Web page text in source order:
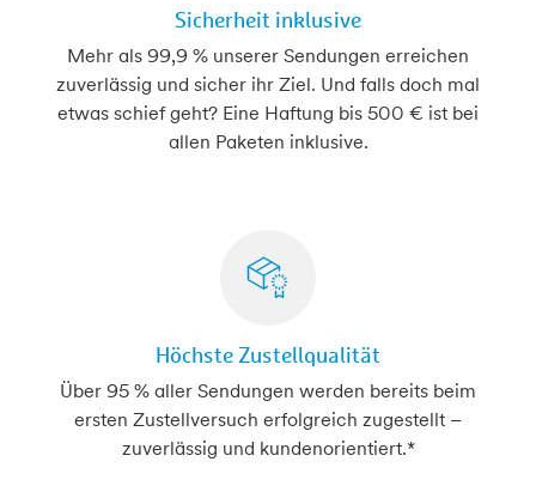
Sicherheit inklusive
Mehr als 99,9 % unserer Sendungen erreichen
zuverlässig und sicher ihr Ziel. Und falls doch mal
etwas schief geht? Eine Haftung bis 500 € ist bei
allen Paketen inklusive.
Höchste Zustellqualität
Über 95 % aller Sendungen werden bereits beim
ersten Zustellversuch erfolgreich zugestellt –
zuverlässig und kundenorientiert.*